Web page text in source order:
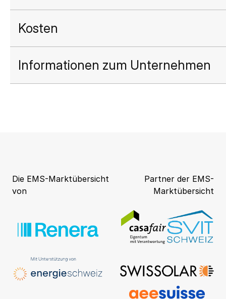
Kosten
Informationen zum Unternehmen
Die EMS-Marktübersicht
von
Partner der EMS-
Marktübersicht